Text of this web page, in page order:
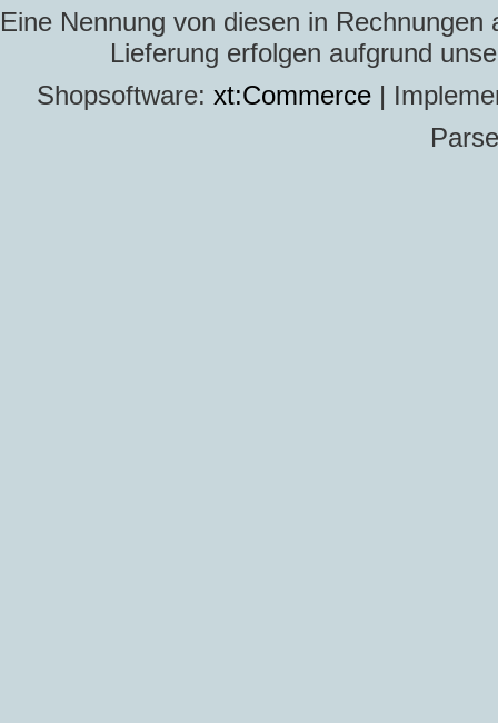
Eine Nennung von diesen in
Lieferung erfolgen aufgrund
Shopsoftware: xt:Commerce |